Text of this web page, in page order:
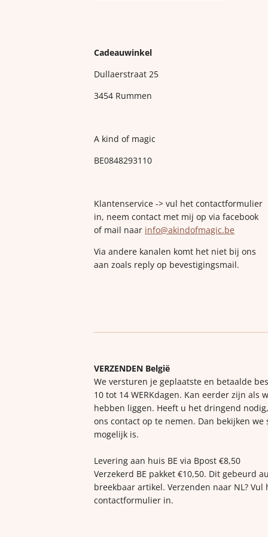
Cadeauwinkel
Dullaerstraat 25
3454 Rummen
A kind of magic
BE0848293110
Klantenservice -> vul het contactformulier
in, neem contact met mij op via facebook
of mail naar info@akindofmagic.be
Via andere kanalen komt het niet bij ons
aan zoals reply op bevestigingsmail.
VERZENDEN België
We versturen je geplaatste en betaalde
10 tot 14 WERKdagen. Kan eerder zijn als
hebben liggen. Heeft u het dringend
ons contact op te nemen. Dan bekijken we
mogelijk is.
Levering aan huis BE via Bpost €8,50
Verzekerd BE pakket €10,50. Dit gebeurd
breekbaar artikel. Verzenden naar NL? Vul
contactformulier in.